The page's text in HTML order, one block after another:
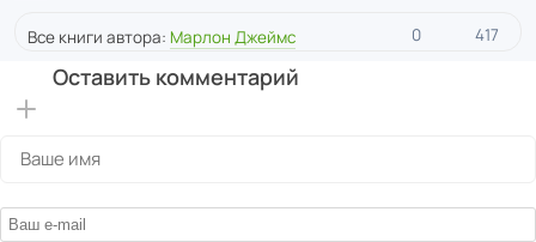
Все книги автора: Марлон Джеймс 0 417
Оставить комментарий